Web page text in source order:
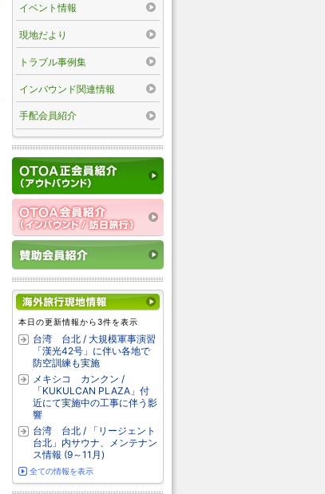
イベント情報
現地だより
トラブル事例集
インバウンド関連情報
手配会員紹介
本日の更新情報から3件を表示
台湾 台北 / 大規模軍事演習
「漢光42号」に伴い各地で
防空訓練も実施
メキシコ カンクン /
「KUKULCAN PLAZA」付
近にて実施中の工事に伴う影
響
台湾 台北 / 「リージェント
台北」内サウナ、メンテナン
ス情報 (9～11月)
全ての情報を表示